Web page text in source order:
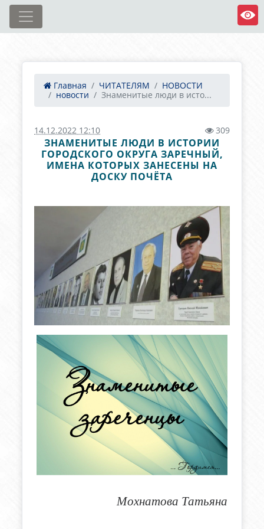
Главная ЧИТАТЕЛЯМ
НОВОСТИ
новости
Знаменитые люди в исто...
14.12.2022 12:10 309
ЗНАМЕНИТЫЕ ЛЮДИ В ИСТОРИИ
ГОРОДСКОГО ОКРУГА ЗАРЕЧНЫЙ,
ИМЕНА КОТОРЫХ ЗАНЕСЕНЫ НА
ДОСКУ ПОЧЁТА
Мохнатова Татьяна